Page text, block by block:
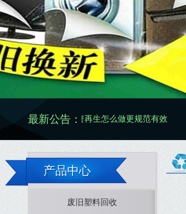
最新公告：
废旧物资再生怎么做更规范有效 废旧物资价格
产品中心
废旧塑料回收